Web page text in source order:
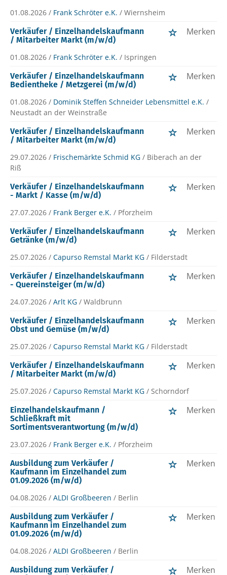
01.08.2026 / Frank Schröter e.K. / Wiernsheim
Verkäufer / Einzelhandelskaufmann
/ Mitarbeiter Markt (m/w/d)
Merken
01.08.2026 / Frank Schröter e.K. / Ispringen
Verkäufer / Einzelhandelskaufmann
Bedientheke / Metzgerei (m/w/d)
Merken
01.08.2026 / Dominik Steffen Schneider Lebensmittel e.K. /
Neustadt an der Weinstraße
Verkäufer / Einzelhandelskaufmann
/ Mitarbeiter Markt (m/w/d)
Merken
29.07.2026 / Frischemärkte Schmid KG / Biberach an der
Riß
Verkäufer / Einzelhandelskaufmann
- Markt / Kasse (m/w/d)
Merken
27.07.2026 / Frank Berger e.K. / Pforzheim
Verkäufer / Einzelhandelskaufmann
Getränke (m/w/d)
Merken
25.07.2026 / Capurso Remstal Markt KG / Filderstadt
Verkäufer / Einzelhandelskaufmann
- Quereinsteiger (m/w/d)
Merken
24.07.2026 / Arlt KG / Waldbrunn
Verkäufer / Einzelhandelskaufmann
Obst und Gemüse (m/w/d)
Merken
25.07.2026 / Capurso Remstal Markt KG / Filderstadt
Verkäufer / Einzelhandelskaufmann
/ Mitarbeiter Markt (m/w/d)
Merken
25.07.2026 / Capurso Remstal Markt KG / Schorndorf
Einzelhandelskaufmann /
Schließkraft mit
Sortimentsverantwortung (m/w/d)
Merken
23.07.2026 / Frank Berger e.K. / Pforzheim
Ausbildung zum Verkäufer /
Kaufmann im Einzelhandel zum
01.09.2026 (m/w/d)
Merken
04.08.2026 / ALDI Großbeeren / Berlin
Ausbildung zum Verkäufer /
Kaufmann im Einzelhandel zum
01.09.2026 (m/w/d)
Merken
04.08.2026 / ALDI Großbeeren / Berlin
Ausbildung zum Verkäufer /
Merken